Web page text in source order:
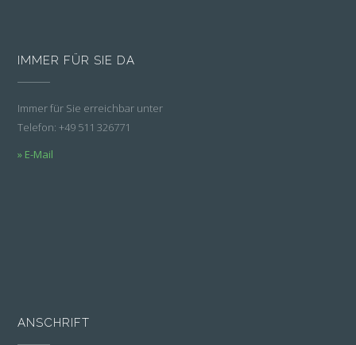
IMMER FÜR SIE DA
Immer für Sie erreichbar unter
Telefon: +49 511 326771
» E-Mail
ANSCHRIFT